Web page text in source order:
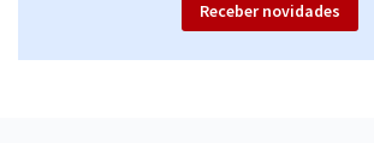
Receber novidades